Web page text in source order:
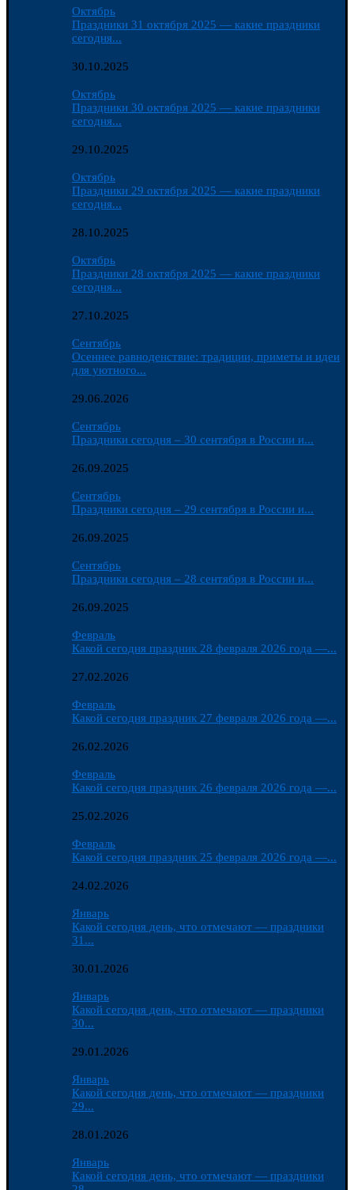
Октябрь
Праздники 31 октября 2025 — какие праздники
сегодня...
30.10.2025
Октябрь
Праздники 30 октября 2025 — какие праздники
сегодня...
29.10.2025
Октябрь
Праздники 29 октября 2025 — какие праздники
сегодня...
28.10.2025
Октябрь
Праздники 28 октября 2025 — какие праздники
сегодня...
27.10.2025
Сентябрь
Осеннее равноденствие: традиции, приметы и идеи
для уютного...
29.06.2026
Сентябрь
Праздники сегодня – 30 сентября в России и...
26.09.2025
Сентябрь
Праздники сегодня – 29 сентября в России и...
26.09.2025
Сентябрь
Праздники сегодня – 28 сентября в России и...
26.09.2025
Февраль
Какой сегодня праздник 28 февраля 2026 года —...
27.02.2026
Февраль
Какой сегодня праздник 27 февраля 2026 года —...
26.02.2026
Февраль
Какой сегодня праздник 26 февраля 2026 года —...
25.02.2026
Февраль
Какой сегодня праздник 25 февраля 2026 года —...
24.02.2026
Январь
Какой сегодня день, что отмечают — праздники
31...
30.01.2026
Январь
Какой сегодня день, что отмечают — праздники
30...
29.01.2026
Январь
Какой сегодня день, что отмечают — праздники
29...
28.01.2026
Январь
Какой сегодня день, что отмечают — праздники